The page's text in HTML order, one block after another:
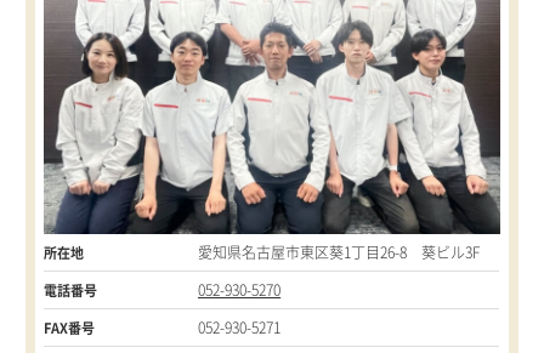
所在地
愛知県名古屋市東区葵1丁目26-8 葵ビル3F
電話番号
052-930-5270
FAX番号
052-930-5271